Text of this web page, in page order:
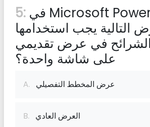
5:
التالية يجب استخدامها
الشرائح في عرض تقديمي
على شاشة واحدة؟
A. عرض المخطط التفصيلي
B. العرض العادي